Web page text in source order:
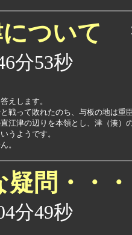
ついて
分53秒
えします。
戦って敗れたのち、与板の地は重
江津の辺りを本領とし、津（湊）
うようです。
疑問・・
分49秒